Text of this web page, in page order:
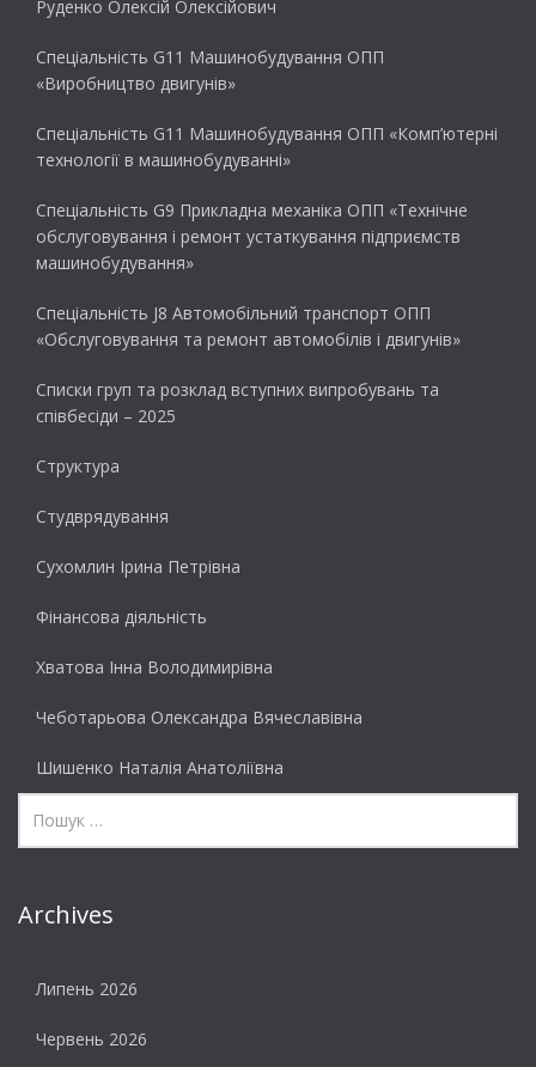
Руденко Олексій Олексійович
Спеціальність G11 Машинобудування ОПП
«Виробництво двигунів»
Спеціальність G11 Машинобудування ОПП «Комп’ютерні
технології в машинобудуванні»
Спеціальність G9 Прикладна механіка ОПП «Технічне
обслуговування і ремонт устаткування підприємств
машинобудування»
Спеціальність J8 Автомобільний транспорт ОПП
«Обслуговування та ремонт автомобілів і двигунів»
Списки груп та розклад вступних випробувань та
співбесіди – 2025
Структура
Студврядування
Сухомлин Ірина Петрівна
Фінансова діяльність
Хватова Інна Володимирівна
Чеботарьова Олександра Вячеславівна
Шишенко Наталія Анатоліївна
Archives
Липень 2026
Червень 2026